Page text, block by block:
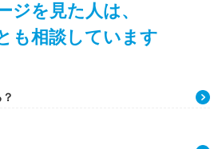
ジを見た人は、
も相談しています